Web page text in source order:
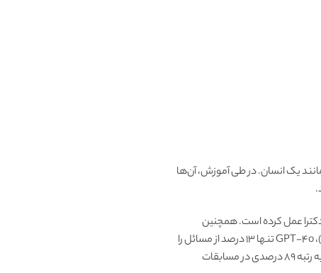
یک انسان. در طی آموزش، آن‌ها
عمل کرده است. همچنین
دریافتیم که این مدل در ریاضیات و برنامه‌نویسی بسیار برتر است. در آزمون مقدماتی المپیاد بین‌المللی ریاضیات (IMO)، GPT-4o تنها 13 درصد از مسائل را
حل کرد، در حالی که مدل استدلال ما 83 درصد موفقیت داشت. قابلیت‌های کدنویسی آن نیز در مسابقات بررسی شد و به رتبه 89 درصدی در مسابقات